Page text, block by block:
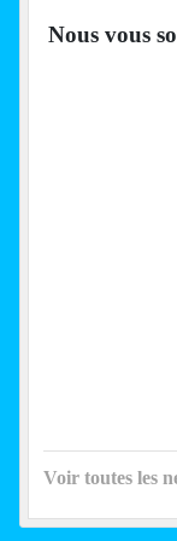
Nous vous
Voir toutes les